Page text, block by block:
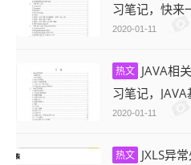
习笔记，快来
2020-01-11
热文 JAVA相
习笔记，
心，快来一起
2020-01-11
热文 JXLS异